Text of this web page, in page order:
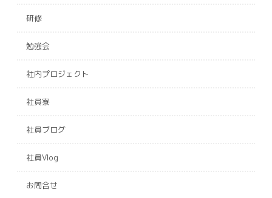
研修
勉強会
社内プロジェクト
社員寮
社員ブログ
社員Vlog
お問合せ